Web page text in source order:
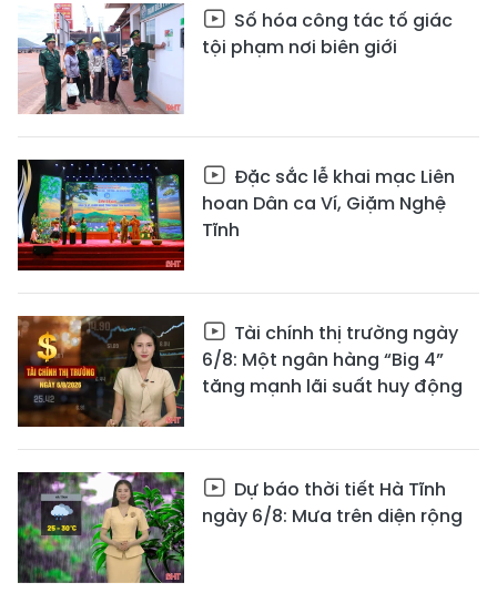
Số hóa công tác tố giác
tội phạm nơi biên giới
Đặc sắc lễ khai mạc Liên
hoan Dân ca Ví, Giặm Nghệ
Tĩnh
Tài chính thị trường ngày
6/8: Một ngân hàng “Big 4”
tăng mạnh lãi suất huy động
Dự báo thời tiết Hà Tĩnh
ngày 6/8: Mưa trên diện rộng